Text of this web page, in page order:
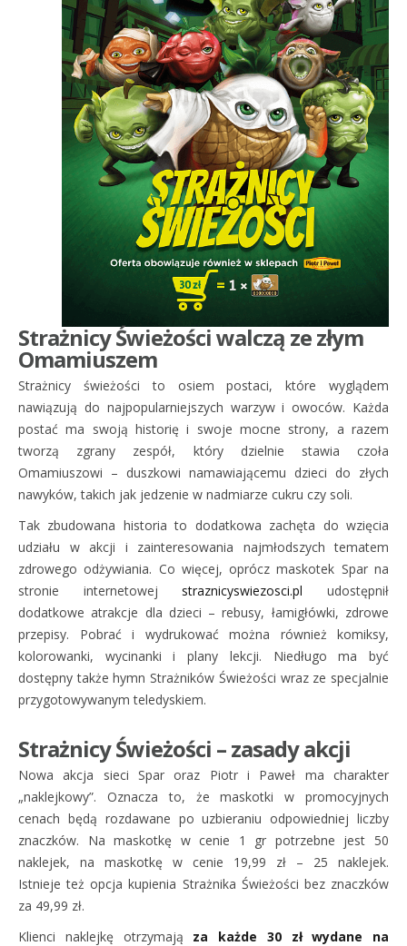
Strażnicy Świeżości walczą ze złym
Omamiuszem
Strażnicy świeżości to osiem postaci, które wyglądem
nawiązują do najpopularniejszych warzyw i owoców. Każda
postać ma swoją historię i swoje mocne strony, a razem
tworzą zgrany zespół, który dzielnie stawia czoła
Omamiuszowi – duszkowi namawiającemu dzieci do złych
nawyków, takich jak jedzenie w nadmiarze cukru czy soli.
Tak zbudowana historia to dodatkowa zachęta do wzięcia
udziału w akcji i zainteresowania najmłodszych tematem
zdrowego odżywiania. Co więcej, oprócz maskotek Spar na
stronie internetowejstraznicyswiezosci.pl udostępnił
dodatkowe atrakcje dla dzieci – rebusy, łamigłówki, zdrowe
przepisy. Pobrać i wydrukować można również komiksy,
kolorowanki, wycinanki i plany lekcji. Niedługo ma być
dostępny także hymn Strażników Świeżości wraz ze specjalnie
przygotowywanym teledyskiem.
Strażnicy Świeżości – zasady akcji
Nowa akcja sieci Spar oraz Piotr i Paweł ma charakter
„naklejkowy”. Oznacza to, że maskotki w promocyjnych
cenach będą rozdawane po uzbieraniu odpowiedniej liczby
znaczków. Na maskotkę w cenie 1 gr potrzebne jest 50
naklejek, na maskotkę w cenie 19,99 zł – 25 naklejek.
Istnieje też opcja kupienia Strażnika Świeżości bez znaczków
za 49,99 zł.
Klienci naklejkę otrzymają za każde 30 zł wydane na